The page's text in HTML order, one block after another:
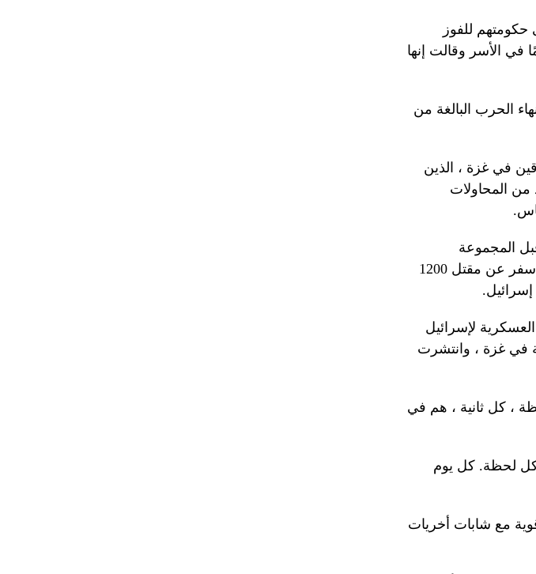
للفوز
الرهائن في غزة ، انعكس دورون شتاينبشر في 471 يومًا في الأسر وقالت إنها
الحرب البالغة من
أن تصلي من خلال الـ 50 الرهائن الباقين في غزة ، الذين
من المحاولات
المجموعة
المتشددة الفلسطينية التي هاجمت إسرائيل في 7 أكتوبر 2023 ، مما أسفر عن مقتل 1200
العسكرية لإسرائيل
الصحة في غزة ، وانتشرت
، كل ثانية ، هم في
كل لحظة. كل يوم
قوية مع شابات أخريات